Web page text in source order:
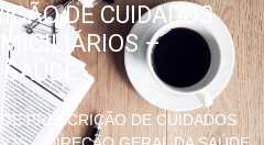
DE CUIDADOS
–
PRESCRIÇÃO DE CUIDADOS